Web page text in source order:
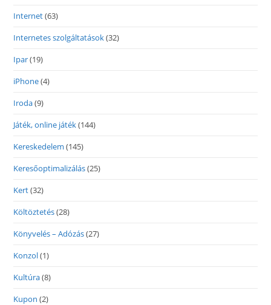
Internet(63)
Internetes szolgáltatások(32)
Ipar(19)
iPhone(4)
Iroda(9)
Játék, online játék(144)
Kereskedelem (145)
Keresőoptimalizálás(25)
Kert(32)
Költöztetés(28)
Könyvelés – Adózás(27)
Konzol(1)
Kultúra(8)
Kupon (2)